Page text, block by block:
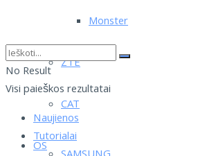
Monster
ZTE
CAT
OS
No Result
Visi paieškos rezultatai
Naujienos
Tutorialai